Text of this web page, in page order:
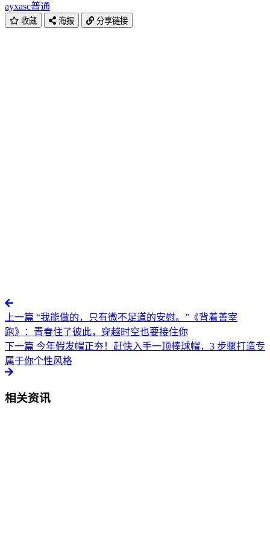
ayxasc普通
收藏 海报 分享链接
上一篇 “我能做的，只有微不足道的安慰。”《背着善宰
跑》：青春住了彼此，穿越时空也要接住你
下一篇 今年假发帽正夯！赶快入手一顶棒球帽，3 步骤打造专
属于你个性风格
相关资讯